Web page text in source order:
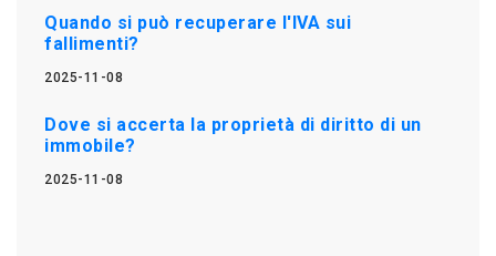
Quando si può recuperare l'IVA sui
fallimenti?
2025-11-08
Dove si accerta la proprietà di diritto di un
immobile?
2025-11-08